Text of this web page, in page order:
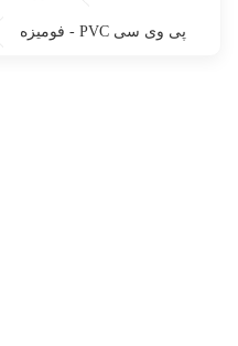
پی وی سی PVC - فومیزه